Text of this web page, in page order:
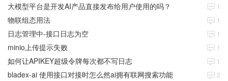
大模型平台是开发AI产品直接发布给用户使用的吗？ 1
物联组态用法 1
日志管理中-接口日志为空 1
minio上传提示失败 1
如何让APIKEY超级令牌每次都不写日志 1
bladex-ai 使用接口对接时怎么然ai拥有联网搜索功能 2